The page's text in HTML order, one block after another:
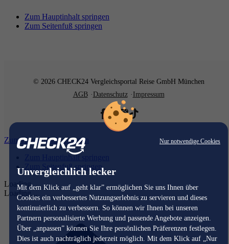
Nur notwendige Cookies
Unvergleichlich lecker
Mit dem Klick auf „geht klar” ermöglichen Sie uns Ihnen über
Cookies ein verbessertes Nutzungserlebnis zu servieren und dieses
kontinuierlich zu verbessern. So können wir Ihnen bei unseren
Partnern personalisierte Werbung und passende Angebote anzeigen.
Über „anpassen” können Sie Ihre persönlichen Präferenzen festlegen.
Dies ist auch nachträglich jederzeit möglich. Mit dem Klick auf „Nur
Zum Hauptinhalt springen
Zum Seitenfuß springen
© 2026 CHECK24 Vergleichsportal Reise GmbH München
AGB
Datenschutz Impressum
Zum Hauptinhalt springen
Zum Hauptinhalt springen
Zum Seitenfuß springen
Loading...
Loading...